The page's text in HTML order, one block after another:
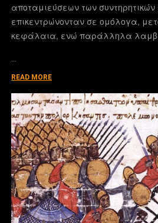
αποταμιεύσεων των
επικεντρώνονταν σε ομόλογα,
κεφάλαια, ενώ παράλληλα
…
READ MORE